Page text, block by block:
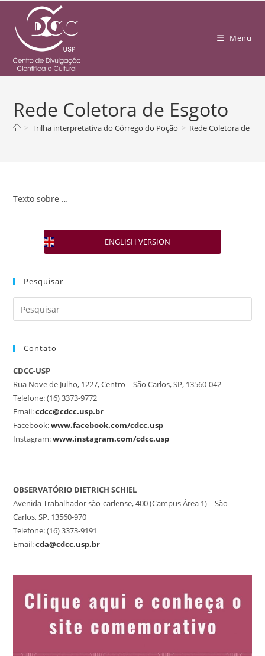
Menu
Rede Coletora de Esgoto
> Trilha interpretativa do Córrego do Poção > Rede Coletora de
Texto sobre …
ENGLISH VERSION
Pesquisar
Contato
CDCC-USP
Rua Nove de Julho, 1227, Centro – São Carlos, SP, 13560-042
Telefone: (16) 3373-9772
Email:cdcc@cdcc.usp.br
Facebook:www.facebook.com/cdcc.usp
Instagram:www.instagram.com/cdcc.usp
OBSERVATÓRIO DIETRICH SCHIEL
Avenida Trabalhador são-carlense, 400 (Campus Área 1) – São
Carlos, SP, 13560-970
Telefone: (16) 3373-9191
Email:cda@cdcc.usp.br